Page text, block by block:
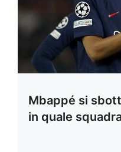
Mbappé si
in quale